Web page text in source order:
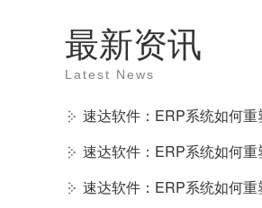
最新资讯
Latest News
速达软件：ERP系统如何重
速达软件：ERP系统如何重
速达软件：ERP系统如何重